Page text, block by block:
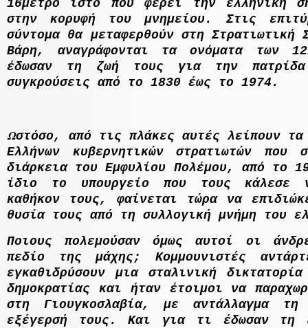
16µετρο ιστό που φέρει την ελληνική
στην κορυφή του µνηµείου. Στις
σύντοµα θα µεταφερθούν στη Στρατιωτική
Βάρη, αναγράφονται τα ονόµατα των
έδωσαν τη ζωή τους για την
συγκρούσεις από το 1830 έως το 1974.
Ωστόσο, από τις πλάκες αυτές λείπουν
Ελλήνων κυβερνητικών στρατιωτών που
διάρκεια του Εµφυλίου Πολέµου, από το
ίδιο το υπουργείο που τους κάλεσε
καθήκον τους, φαίνεται τώρα να
θυσία τους από τη συλλογική µνήµη του
Ποιους πολεµούσαν όµως αυτοί οι
πεδίο της µάχης; Κοµµουνιστές
εγκαθιδρύσουν µια σταλινική
δηµοκρατίας και ήταν έτοιµοι να
στη Γιουγκοσλαβία, µε αντάλλαγµα
εξέγερσή τους. Και για τι έδωσαν τη